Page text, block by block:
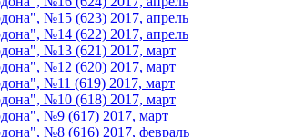
№15 (623) 2017, апрель
№14 (622) 2017, апрель
№13 (621) 2017, март
№12 (620) 2017, март
№11 (619) 2017, март
№10 (618) 2017, март
№9 (617) 2017, март
№8 (616) 2017, февраль